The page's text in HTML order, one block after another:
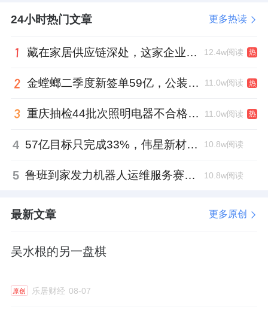
24小时热门文章 更多热读
藏在家居供应链深处，这家企业正在悄悄转型 12.4w阅读 热
金螳螂二季度新签单59亿，公装业务贡献逾八成 11.0w阅读 热
重庆抽检44批次照明电器不合格，木林森全资子公司被点名 11.0w阅读 热
4 57亿目标只完成33%，伟星新材董事长金红阳达标之路还有多远？ 10.8w阅读
5 鲁班到家发力机器人运维服务赛道，邓崴与张卫军握手合作 10.8w阅读
最新文章 更多原创
吴水根的另一盘棋
原创 乐居财经 08-07